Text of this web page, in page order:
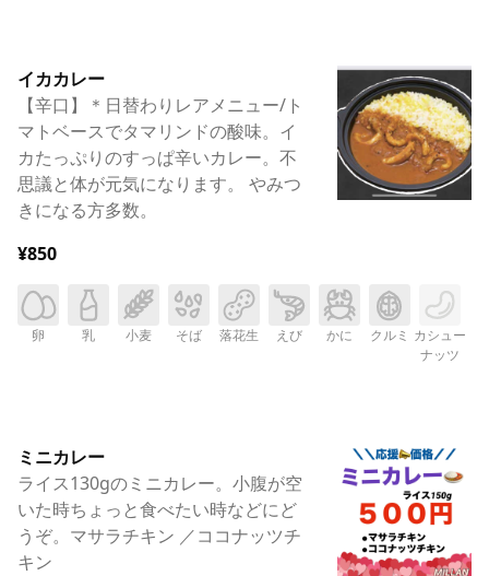
イカカレー
【辛口】＊日替わりレアメニュー/ト
マトベースでタマリンドの酸味。イ
カたっぷりのすっぱ辛いカレー。不
思議と体が元気になります。 やみつ
きになる方多数。
¥850
卵 乳 小麦 そば 落花生 えび かに クルミ カシュー
ナッツ
ミニカレー
ライス130gのミニカレー。小腹が空
いた時ちょっと食べたい時などにど
うぞ。マサラチキン ／ココナッツチ
キン